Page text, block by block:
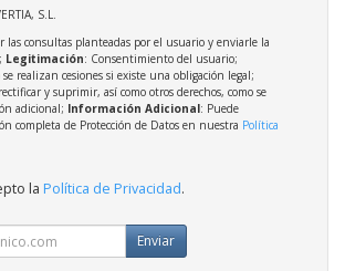
S.L.
las consultas planteadas por el usuario y enviarle la
Legitimación: Consentimiento del usuario;
se realizan cesiones si existe una obligación legal;
y suprimir, así como otros derechos, como se
adicional; Información Adicional: Puede
completa de Protección de Datos en nuestra Política
la Política de Privacidad.
Enviar